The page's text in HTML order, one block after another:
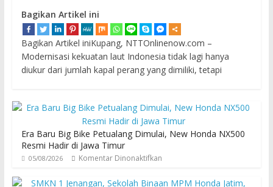
Bagikan Artikel ini
Bagikan Artikel iniKupang, NTTOnlinenow.com –
Modernisasi kekuatan laut Indonesia tidak lagi hanya
diukur dari jumlah kapal perang yang dimiliki, tetapi
Era Baru Big Bike Petualang Dimulai, New Honda NX500
Resmi Hadir di Jawa Timur
05/08/2026 Komentar Dinonaktifkan